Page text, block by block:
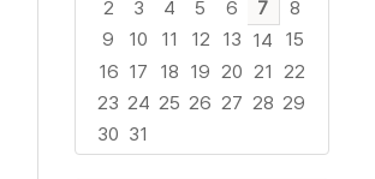
2
3 4 5 6 7
8
9
10 11 12 13 14
15
16 17 18 19 20 21
22
23 24 25 26 27 28 29
30 31